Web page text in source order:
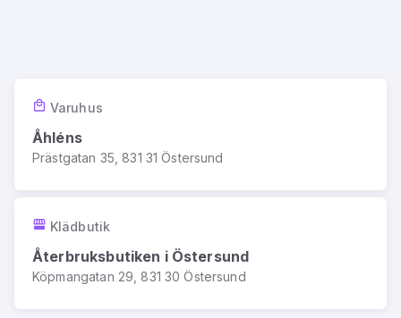
Varuhus
Åhléns
Prästgatan 35, 831 31 Östersund
Klädbutik
Återbruksbutiken i Östersund
Köpmangatan 29, 831 30 Östersund